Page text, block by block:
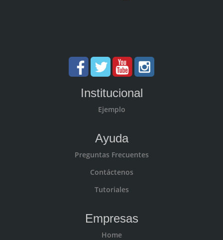
Institucional
Ejemplo
Ayuda
Preguntas Frecuentes
Contáctenos
Tutoriales
Empresas
Home